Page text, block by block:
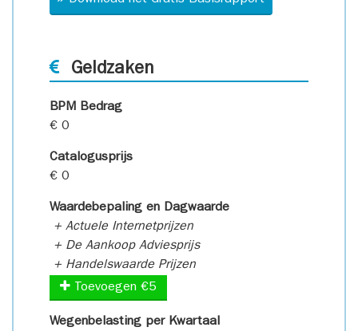
Geldzaken
BPM Bedrag
€ 0
Catalogusprijs
€ 0
Waardebepaling en Dagwaarde
+ Actuele Internetprijzen
+ De Aankoop Adviesprijs
+ Handelswaarde Prijzen
Toevoegen €5
Wegenbelasting per Kwartaal